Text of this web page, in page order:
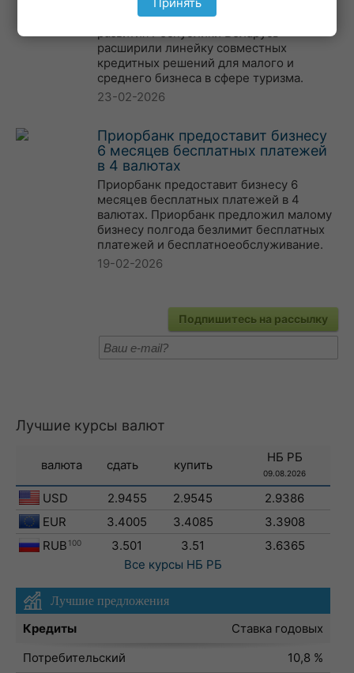
для СМБ. ВТБ (Беларусь) и Банк
развития Республики Беларусь
расширили линейку совместных
кредитных решений для малого и
среднего бизнеса в сфере туризма.
23-02-2026
Приорбанк предоставит бизнесу
6 месяцев бесплатных платежей
в 4 валютах
Приорбанк предоставит бизнесу 6
месяцев бесплатных платежей в 4
валютах. Приорбанк предложил малому
бизнесу полгода безлимит бесплатных
платежей и бесплатноеобслуживание.
19-02-2026
Подпишитесь на рассылку
Лучшие курсы валют
валюта сдать купить
НБ РБ
09.08.2026
USD 2.9455 2.9545
2.9386
EUR
3.4005 3.4085
3.3908
RUB 100 3.501 3.51
3.6365
Все курсы НБ РБ
Лучшие предложения
Кредиты
Ставка годовых
Потребительский
10,8 %